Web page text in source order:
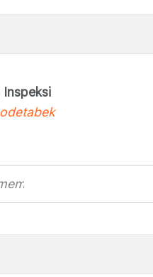
Inspeksi